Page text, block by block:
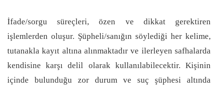
İfade/sorgu süreçleri, özen ve dikkat gerektiren
işlemlerden oluşur. Şüpheli/sanığın söylediği her kelime,
tutanakla kayıt altına alınmaktadır ve ilerleyen safhalarda
kendisine karşı delil olarak kullanılabilecektir. Kişinin
içinde bulunduğu zor durum ve suç şüphesi altında